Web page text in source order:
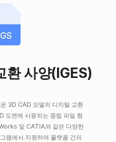
환 사양(IGES)
3D CAD 모델의 디지털 교환
도면에 사용되는 중립 파일 형
및 CATIA와 같은 다양한
램에서 지원하여 플랫폼 간의